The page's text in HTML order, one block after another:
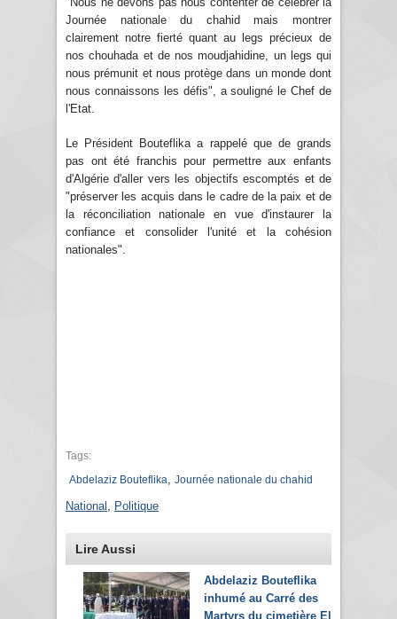
Journée nationale du chahid mais montrer
clairement notre fierté quant au legs précieux de
nos chouhada et de nos moudjahidine, un legs qui
nous prémunit et nous protège dans un monde dont
nous connaissons les défis", a souligné le Chef de
l'Etat.
Le Président Bouteflika a rappelé que de grands
pas ont été franchis pour permettre aux enfants
d'Algérie d'aller vers les objectifs escomptés et de
"préserver les acquis dans le cadre de la paix et de
la réconciliation nationale en vue d'instaurer la
confiance et consolider l'unité et la cohésion
nationales".
Tags:
Abdelaziz Bouteflika
Journée nationale du chahid
National Politique
Lire Aussi
Abdelaziz Bouteflika
inhumé au Carré des
Martyrs du cimetière El-